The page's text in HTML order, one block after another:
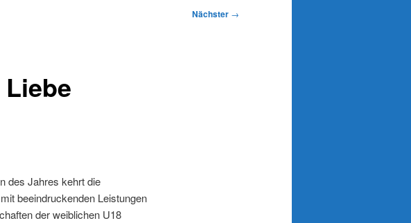
Nächster →
des Jahres kehrt die
beeindruckenden Leistungen
der weiblichen U18